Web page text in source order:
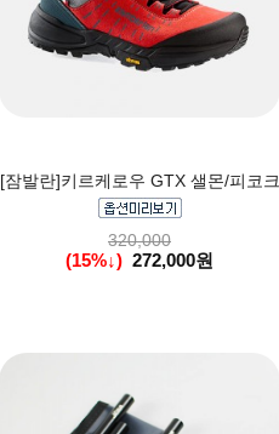
[잠발란]키르케로우 GTX 샐몬/피코크
320,000
(15%↓) 272,000원